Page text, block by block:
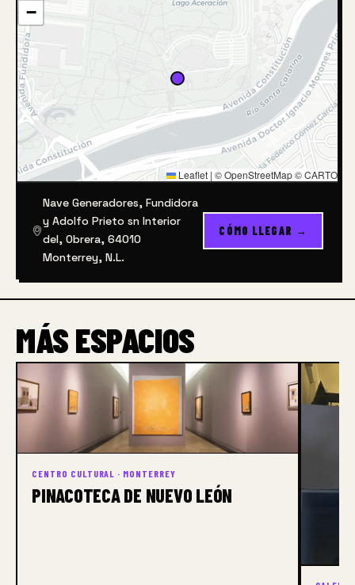
−
Leaflet | © OpenStreetMap © CARTO
Nave Generadores, Fundidora
y Adolfo Prieto sn Interior
del, Obrera, 64010
Monterrey, N.L.
CÓMO LLEGAR →
MÁS ESPACIOS
CENTRO CULTURAL · MONTERREY
PINACOTECA DE NUEVO LEÓN